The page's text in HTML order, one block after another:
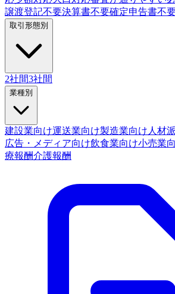
譲渡登記不要決算書不要確定申告書不
取引形態別
2社間3社間
業種別
建設業向け運送業向け製造業向け 人材
広告・メディア向け飲食業向け小売業
療報酬介護報酬